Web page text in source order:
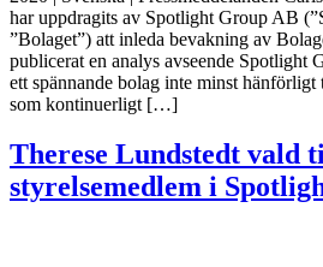
har uppdragits av Spotlight Group AB
”Bolaget”) att inleda bevakning av
publicerat en analys avseende Spotlight
ett spännande bolag inte minst
som kontinuerligt […]
Therese Lundstedt vald
styrelsemedlem i